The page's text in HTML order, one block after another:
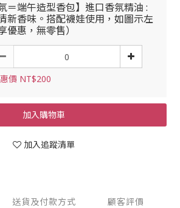
＝端午造型香包】進口香氛精油 :
新香味。搭配襪娃使用，如圖示左
優惠，無零售）
價 NT$200
加入購物車
加入追蹤清單
送貨及付款方式 顧客評價